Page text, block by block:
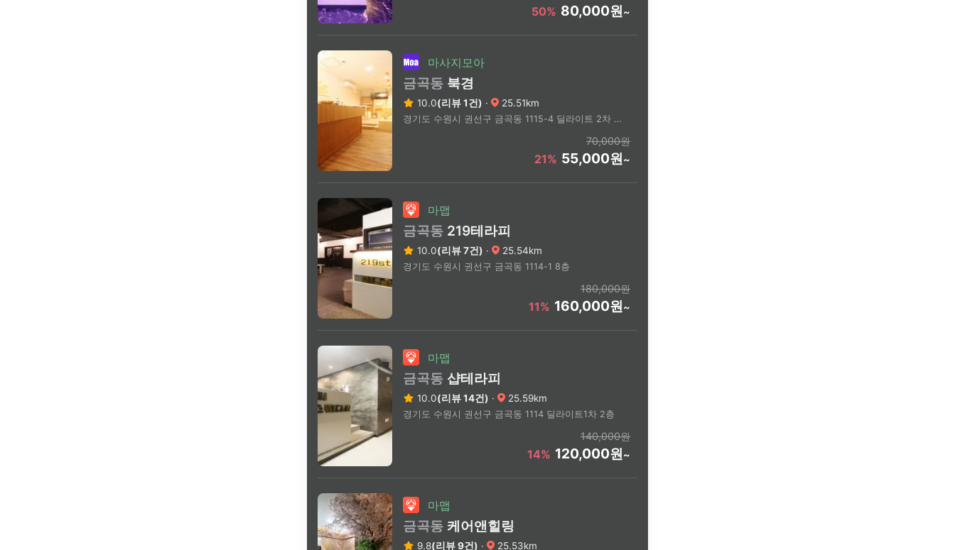
50% 80,000원~
마사지모아
금곡동 북경
10.0(리뷰 1건) · 25.51km
경기도 수원시 권선구 금곡동 1115-4 딜라이트 2차 2층
70,000원
21% 55,000원~
마맵
금곡동 219테라피
10.0(리뷰 7건) · 25.54km
경기도 수원시 권선구 금곡동 1114-1 8층
180,000원
11% 160,000원~
마맵
금곡동 샵테라피
10.0(리뷰 14건) · 25.59km
경기도 수원시 권선구 금곡동 1114 딜라이트1차 2층
140,000원
14% 120,000원~
마맵
금곡동 케어앤힐링
9.8(리뷰 9건) · 25.53km